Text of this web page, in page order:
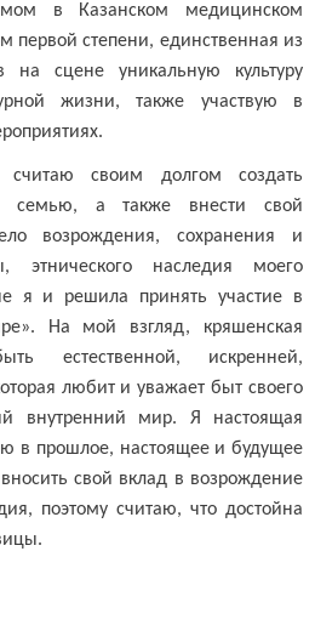
в Казанском медицинском
первой степени, единственная из
на сцене уникальную культуру
жизни, также участвую в
своим долгом создать
семью, а также внести свой
возрождения, сохранения и
этнического наследия моего
я и решила принять участие в
На мой взгляд, кряшенская
естественной, искренней,
любит и уважает быт своего
внутренний мир. Я настоящая
в прошлое, настоящее и будущее
свой вклад в возрождение
поэтому считаю, что достойна